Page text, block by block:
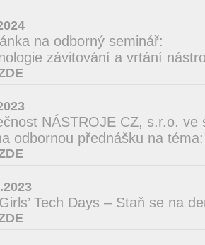
na odborný seminář:
závitování a vrtání
NÁSTROJE CZ, s.r.o. ve
odbornou přednášku na
Tech Days – Staň se na